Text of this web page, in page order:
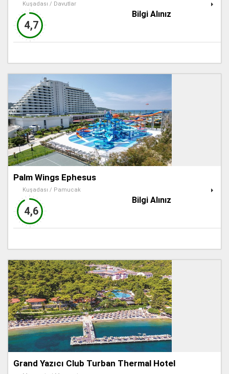
Kuşadası / Davutlar
4,7
Bilgi Alınız
Palm Wings Ephesus
Kuşadası / Pamucak
4,6
Bilgi Alınız
Grand Yazıcı Club Turban Thermal Hotel